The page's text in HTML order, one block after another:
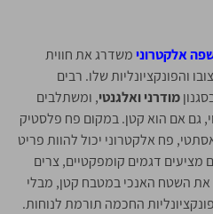
אלקטרונימשדרג את חווית
והפונקציונליות שלו. רבים
מודרני ואלגנטי, ומשתלבים
גם אם הוא קטן. במקום פח פלסטיק
פח אלקטרוני יכול להוות פריט
מציעים דגמים קומפקטיים, צרים
את השטח האנכי במטבח קטן, מבלי
החכמה תורמת לנוחות.